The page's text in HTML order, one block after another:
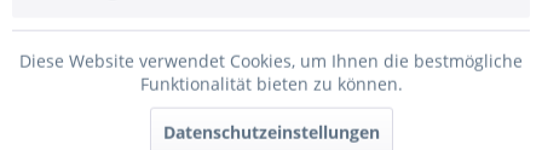
Diese Website verwendet Cookies, um Ihnen die bestmögliche
Funktionalität bieten zu können.
Datenschutzeinstellungen